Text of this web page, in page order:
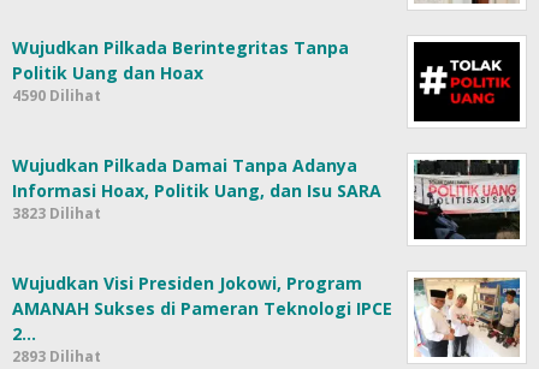
Wujudkan Pilkada Berintegritas Tanpa
Politik Uang dan Hoax
4590 Dilihat
Wujudkan Pilkada Damai Tanpa Adanya
Informasi Hoax, Politik Uang, dan Isu SARA
3823 Dilihat
Wujudkan Visi Presiden Jokowi, Program
AMANAH Sukses di Pameran Teknologi IPCE
2…
2893 Dilihat